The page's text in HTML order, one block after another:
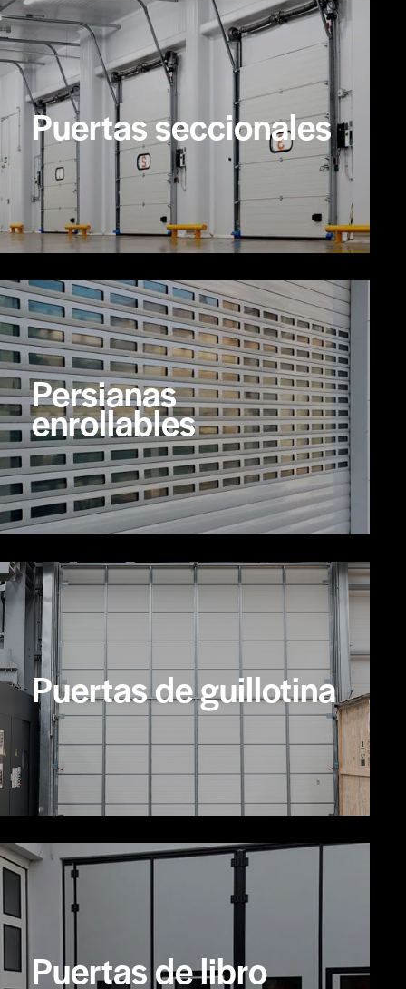
Puertas seccionales
Persianas
enrollables
Puertas de guillotina
Puertas de libro